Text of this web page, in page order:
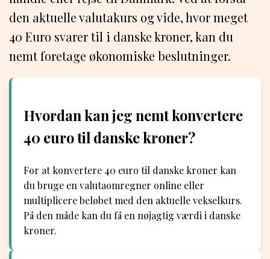
den aktuelle valutakurs og vide, hvor meget
40 Euro svarer til i danske kroner, kan du
nemt foretage økonomiske beslutninger.
Hvordan kan jeg nemt konvertere
40 euro til danske kroner?
For at konvertere 40 euro til danske kroner kan
du bruge en valutaomregner online eller
multiplicere beløbet med den aktuelle vekselkurs.
På den måde kan du få en nøjagtig værdi i danske
kroner.